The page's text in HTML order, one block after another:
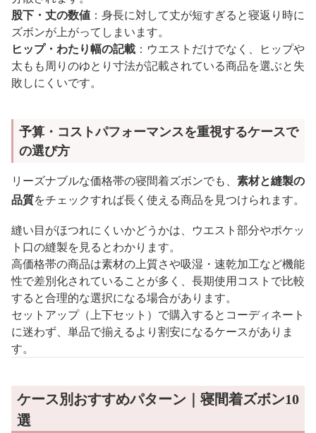
股下・丈の数値 ：身長に対して丈が短すぎると寝返り時に
ズボンが上がってしまいます。
ヒップ・わたり幅の記載 ：ウエストだけでなく、ヒップや
太もも周りのゆとり寸法が記載されている商品を選ぶと失
敗しにくいです。
予算・コストパフォーマンスを重視するケースで
の選び方
リーズナブルな価格帯の寝間着ズボンでも、 素材と縫製の
品質をチェックすれば長く使える商品を見つけられます。
縫い目がほつれにくいかどうかは、ウエスト部分やポケッ
ト口の縫製を見るとわかります。
高価格帯の商品は素材の上質さや吸湿・速乾加工など機能
性で差別化されていることが多く、長期使用コストで比較
すると合理的な選択になる場合があります。
セットアップ（上下セット）で購入するとコーディネート
に迷わず、単品で揃えるより割安になるケースがありま
す。
ケース別おすすめパターン｜寝間着ズボン10
選